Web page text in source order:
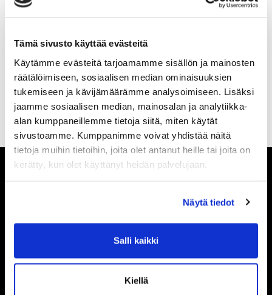
Tämä sivusto käyttää evästeitä
Käytämme evästeitä tarjoamamme sisällön ja mainosten
räätälöimiseen, sosiaalisen median ominaisuuksien
tukemiseen ja kävijämäärämme analysoimiseen. Lisäksi
jaamme sosiaalisen median, mainosalan ja analytiikka-
alan kumppaneillemme tietoja siitä, miten käytät
sivustoamme. Kumppanimme voivat yhdistää näitä
tietoja muihin tietoihin, joita olet antanut heille tai joita on
kerätty, kun olet käyttänyt heidän palvelujaan.
Näytä tiedot
Salli kaikki
Kiellä
(*) Tieto on pakollinen
tarjouksemme.